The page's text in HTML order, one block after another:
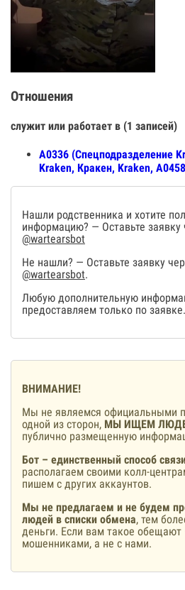
Отношения
служит или работает в (1 записей)
А0336 (Спецподразделение
Kraken, Кракен, Kraken,
Нашли родственника и хотите
информацию? — Оставьте заявку
@wartearsbot
Не нашли? — Оставьте заявку
@wartearsbot.
Любую дополнительную
предоставляем только по заявке.
ВНИМАНИЕ!
Мы не являемся официальными
одной из сторон, МЫ ИЩЕМ
публично размещенную
Бот – единственный способ
располагаем своими колл-
пишем с других аккаунтов.
Мы не предлагаем и не будем
людей в списки обмена, тем
деньги. Если вам такое
мошенниками, а не с нами.